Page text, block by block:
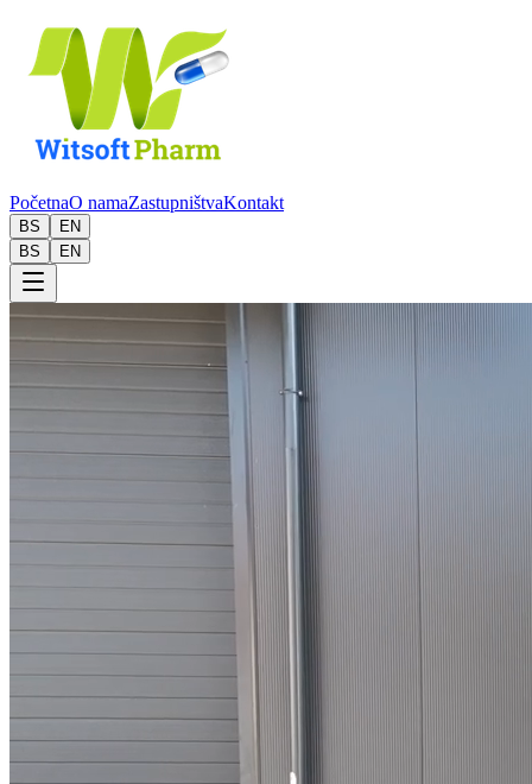
PočetnaO namaZastupništvaKontakt
BS
EN
BS
EN